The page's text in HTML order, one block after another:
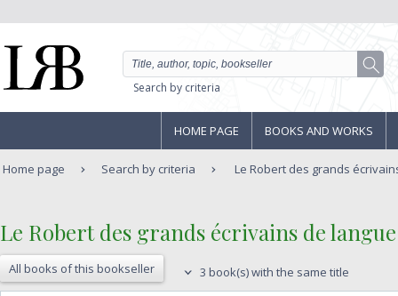
Search by criteria
HOME PAGE BOOKS AND WORKS
Home page Search by criteria Le Robert des grands
‎Le Robert des grands écrivains de
All books of this bookseller 3 book(s) with the same title